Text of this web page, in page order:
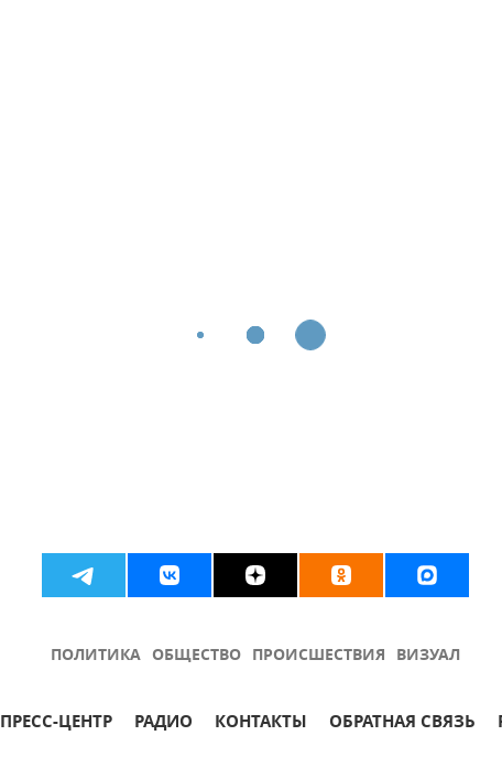
ПОЛИТИКА ОБЩЕСТВО ПРОИСШЕСТВИЯ ВИЗУАЛ
ПРЕСС-ЦЕНТР РАДИО КОНТАКТЫ ОБРАТНАЯ СВЯЗЬ